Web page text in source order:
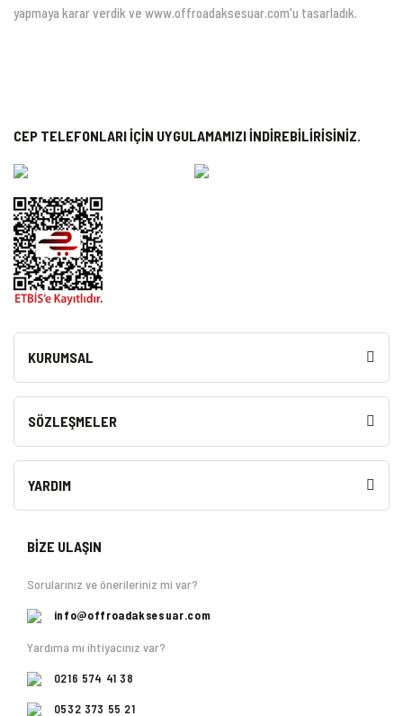
yapmaya karar verdik ve www.offroadaksesuar.com'u tasarladık.
CEP TELEFONLARI İÇİN UYGULAMAMIZI İNDİREBİLİRİSİNİZ.
KURUMSAL
SÖZLEŞMELER
YARDIM
BİZE ULAŞIN
Sorularınız ve önerileriniz mi var?
info@offroadaksesuar.com
Yardıma mı ihtiyacınız var?
0216 574 41 38
0532 373 55 21